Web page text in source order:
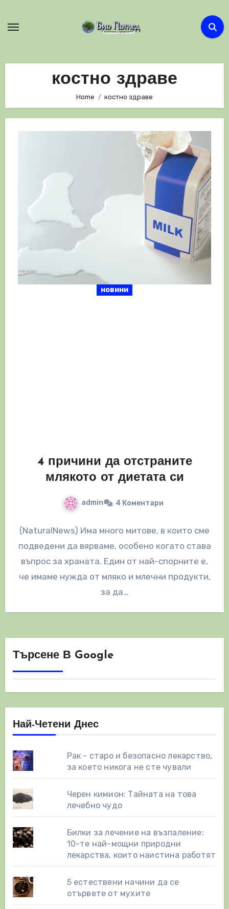
костно здраве
Home костно здраве
новини
4 причини да отстраните
млякото от диетата си
admin 4 Коментари
(NaturalNews) Има много митове, в които сме
подведени да вярваме, особено когато става
въпрос за храната. Един от най-спорните е,
че имаме нужда от мляко и млечни продукти,
за да…
Търсене В Google
Най-Четени Днес
Рак - старо и безопасно лекарство,
за което никога не сте чували
Черен кимион: Тайната на това
лечебно чудо
Билки за лечение на възпаление:
10-те най-мощни природни
лекарства, които наистина работят
5 естествени начини да се
отървете от мухите